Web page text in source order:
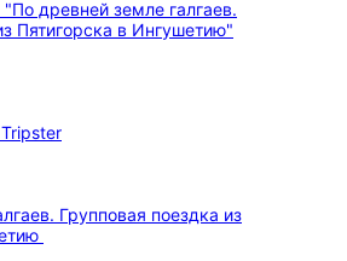
Групповая поездка из